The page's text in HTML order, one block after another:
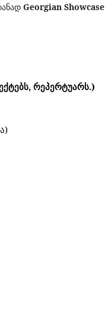
Georgian Showcase
რეპერტუარს.)